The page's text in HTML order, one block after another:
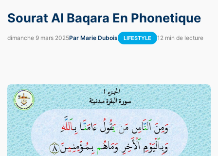
Sourat Al Baqara En Phonetique
dimanche 9 mars 2025Par Marie Dubois LIFESTYLE 12 min de lecture